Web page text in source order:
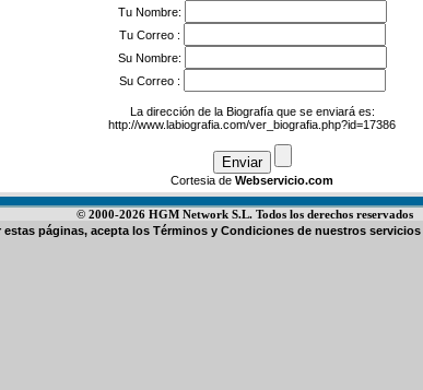
Tu Nombre:
Tu Correo :
Su Nombre:
Su Correo :
La dirección de la Biografía que se enviará es:
http://www.labiografia.com/ver_biografia.php?id=17386
Cortesia de Webservicio.com
© 2000-2026 HGM Network S.L. Todos los derechos reservados
estas páginas, acepta los Términos y Condiciones de nuestros servicios